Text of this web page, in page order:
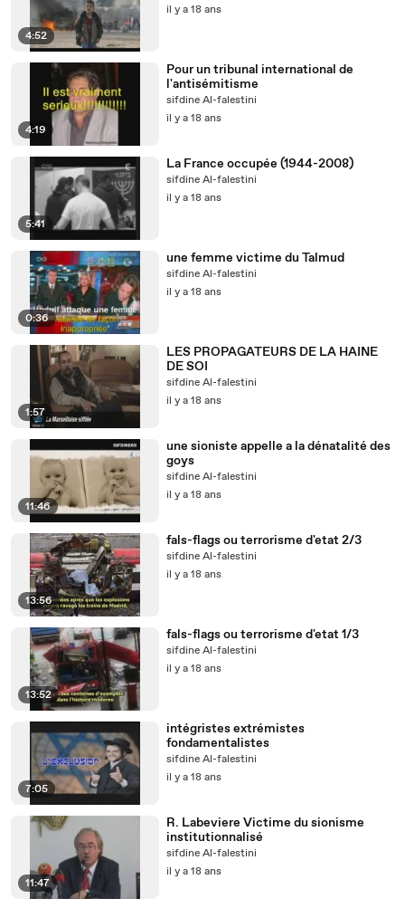
4:52
il y a 18 ans
4:19
Pour un tribunal international de
l'antisémitisme
sifdine Al-falestini
il y a 18 ans
5:41
La France occupée (1944-2008)
sifdine Al-falestini
il y a 18 ans
0:36
une femme victime du Talmud
sifdine Al-falestini
il y a 18 ans
1:57
LES PROPAGATEURS DE LA HAINE
DE SOI
sifdine Al-falestini
il y a 18 ans
11:46
une sioniste appelle a la dénatalité des
goys
sifdine Al-falestini
il y a 18 ans
13:56
fals-flags ou terrorisme d'etat 2/3
sifdine Al-falestini
il y a 18 ans
13:52
fals-flags ou terrorisme d'etat 1/3
sifdine Al-falestini
il y a 18 ans
7:05
intégristes extrémistes
fondamentalistes
sifdine Al-falestini
il y a 18 ans
11:47
R. Labeviere Victime du sionisme
institutionnalisé
sifdine Al-falestini
il y a 18 ans